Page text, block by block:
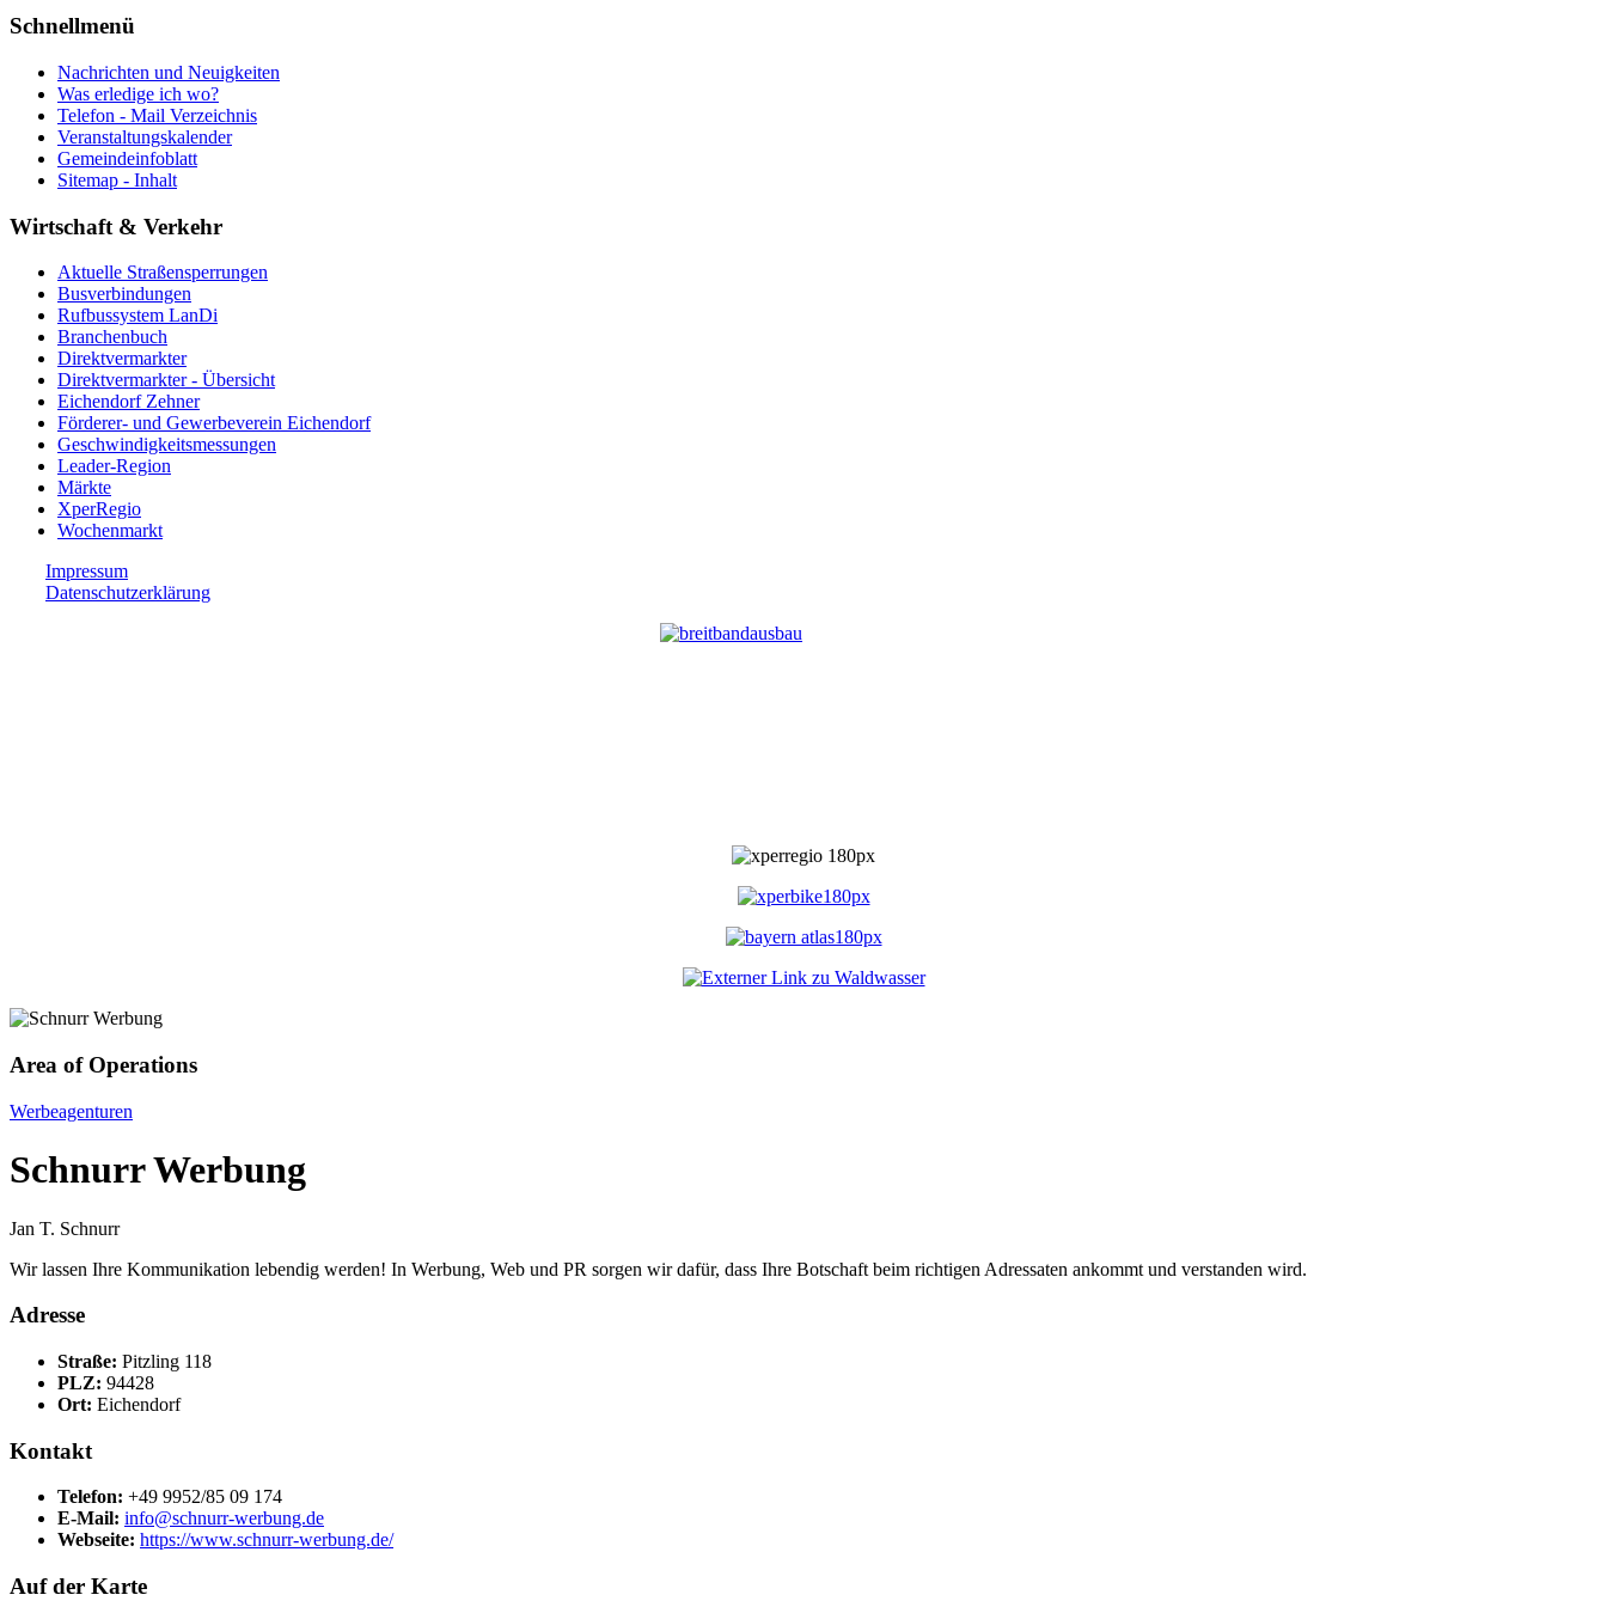
Schnellmenü
Nachrichten und Neuigkeiten
Was erledige ich wo?
Telefon - Mail Verzeichnis
Veranstaltungskalender
Gemeindeinfoblatt
Sitemap - Inhalt
Wirtschaft & Verkehr
Aktuelle Straßensperrungen
Busverbindungen
Rufbussystem LanDi
Branchenbuch
Direktvermarkter
Direktvermarkter - Übersicht
Eichendorf Zehner
Förderer- und Gewerbeverein Eichendorf
Geschwindigkeitsmessungen
Leader-Region
Märkte
XperRegio
Wochenmarkt
Impressum
Datenschutzerklärung
Area of Operations
Werbeagenturen
Schnurr Werbung
Jan T. Schnurr
Wir lassen Ihre Kommunikation lebendig werden! In Werbung, Web und PR sorgen wir dafür, dass Ihre Botschaft beim richtigen Adressaten ankommt und verstanden wird.
Adresse
Straße: Pitzling 118
PLZ: 94428
Ort: Eichendorf
Kontakt
Telefon: +49 9952/85 09 174
E-Mail: info@schnurr-werbung.de
Webseite: https://www.schnurr-werbung.de/
Auf der Karte